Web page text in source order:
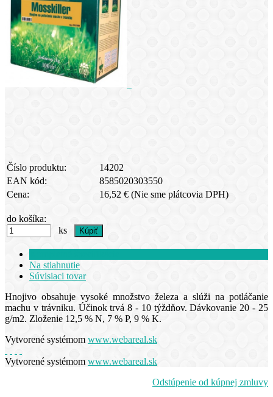
Číslo produktu:
14202
EAN kód:
8585020303550
Cena:
16,52 € (Nie sme plátcovia DPH)
do košíka:
ks
Na stiahnutie
Súvisiaci tovar
Hnojivo obsahuje vysoké množstvo železa a slúži na potláčanie
machu v trávniku. Účinok trvá 8 - 10 týždňov. Dávkovanie 20 - 25
g/m2. Zloženie 12,5 % N, 7 % P, 9 % K.
Vytvorené systémom www.webareal.sk
Vytvorené systémom www.webareal.sk
Odstúpenie od kúpnej zmluvy